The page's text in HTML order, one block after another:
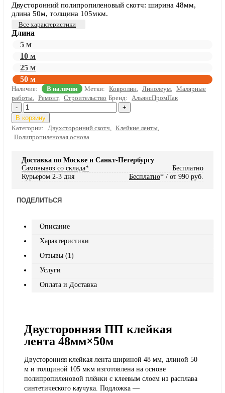
Двусторонний полипропиленовый скотч: ширина 48мм,
длина 50м, толщина 105мкм.
Все характеристики
Длина
5 м
10 м
25 м
50 м
Наличие: В наличии Метки: Ковролин Линолеум
Малярные
работы
Ремонт, Строительство Бренд:
АльянсПромПак
-
+
В корзину
Категории:
Двухсторонний скотч Клейкие ленты
Полипропиленовая основа
Доставка по Москве и Санкт-Петербургу
Самовывоз со склада*
Бесплатно
Курьером 2-3 дня
Бесплатно* / от 990 руб.
ПОДЕЛИТЬСЯ
Описание
Характеристики
Отзывы (1)
Услуги
Оплата и Доставка
Двусторонняя ПП клейкая
лента 48мм×50м
Двусторонняя клейкая лента шириной 48 мм, длиной 50
м и толщиной 105 мкм изготовлена на основе
полипропиленовой плёнки с клеевым слоем из расплава
синтетического каучука. Подложка —